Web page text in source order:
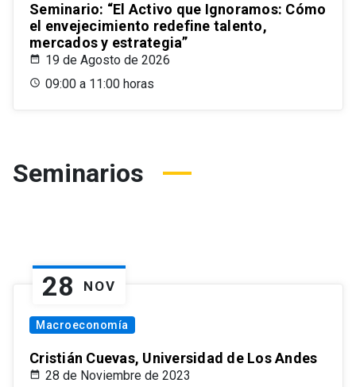
Seminario: “El Activo que Ignoramos: Cómo
el envejecimiento redefine talento,
mercados y estrategia”
19 de Agosto de 2026
09:00 a 11:00 horas
Seminarios
28 NOV
Macroeconomía
Cristián Cuevas, Universidad de Los Andes
28 de Noviembre de 2023